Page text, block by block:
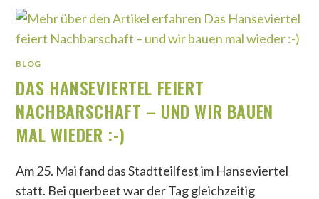
BLOG
DAS HANSEVIERTEL FEIERT
NACHBARSCHAFT – UND WIR BAUEN
MAL WIEDER :-)
Am 25. Mai fand das Stadtteilfest im Hanseviertel
statt. Bei querbeet war der Tag gleichzeitig